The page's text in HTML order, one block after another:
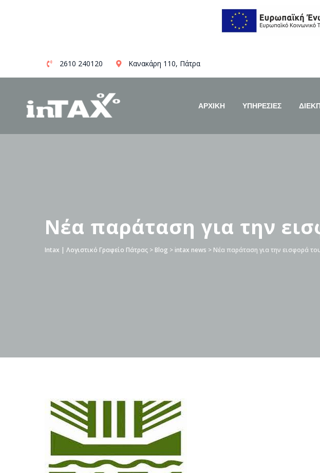
content
2610 240120 Κανακάρη 110, Πάτρα
ΑΡΧΙΚΗ ΥΠΗΡΕΣΙΕΣ
Νέα παράταση για την
Intax | Λογιστικό Γραφείο Πάτρας > Blog > intax news > Νέα παράταση για την εισφορά